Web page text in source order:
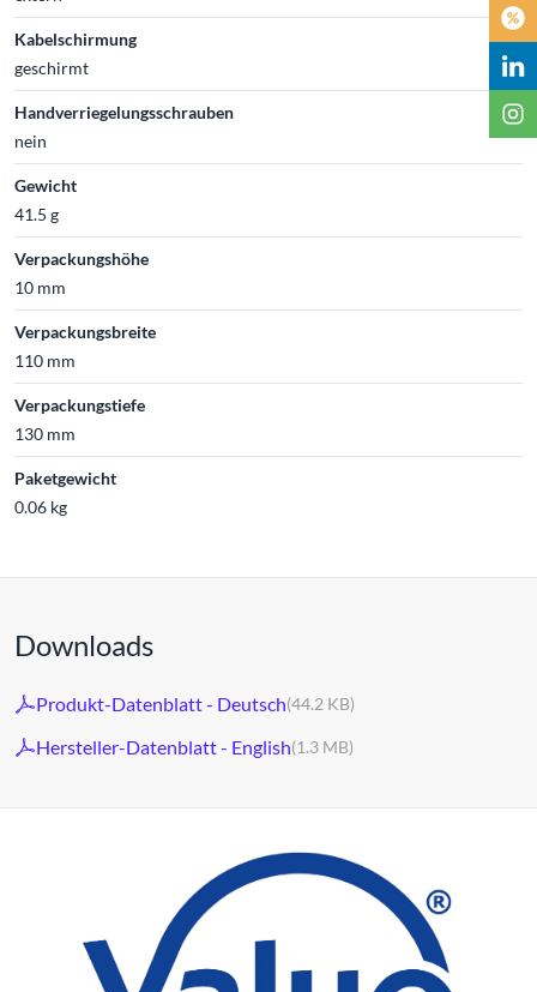
Kabelschirmung
geschirmt
Handverriegelungsschrauben
nein
Gewicht
41.5 g
Verpackungshöhe
10 mm
Verpackungsbreite
110 mm
Verpackungstiefe
130 mm
Paketgewicht
0.06 kg
Downloads
Produkt-Datenblatt - Deutsch(44.2 KB)
Hersteller-Datenblatt - English(1.3 MB)